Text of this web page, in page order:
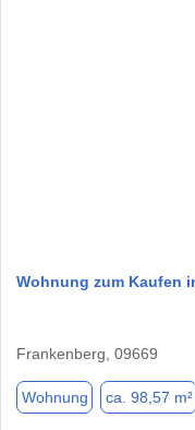
Wohnung zum Kaufen
Frankenberg, 09669
Wohnung ca. 98,57 m²